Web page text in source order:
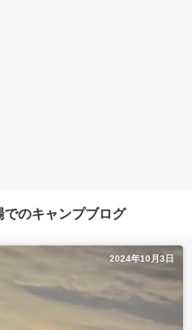
のキャンプブログ
2024年10月3日